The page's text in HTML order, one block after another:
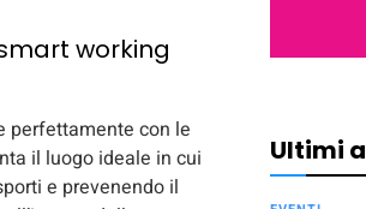
working
perfettamente con le
il luogo ideale in cui
e prevenendo il
Ultimi